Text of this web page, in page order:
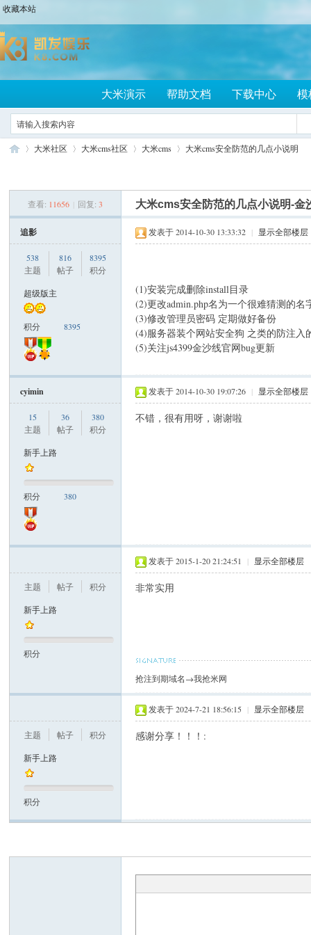
收藏本站
大米演示 帮助文档 下载中心 模
大米社区
›
大米cms社区 大米cms
›
大米cms安全防范的几点小说明
查看: 11656 回复: 3 大米cms安全防范的几点小说明-金
追影
538
主题
816
帖子
8395
积分
超级版主
积分 8395
发表于 2014-10-30 13:33:32 | 显示全部楼层
(1)安装完成删除install目录
(2)更改admin.php名为一个很难猜测的名
(3)修改管理员密码 定期做好备份
(4)服务器装个网站安全狗 之类的防注入
(5)关注js4399金沙线官网bug更新
cyimin
15
主题
36
帖子
380
积分
新手上路
积分 380
发表于 2014-10-30 19:07:26 | 显示全部楼层
不错，很有用呀，谢谢啦
主题 帖子 积分
新手上路
积分
发表于 2015-1-20 21:24:51 | 显示全部楼层
非常实用
抢注到期域名→我抢米网
主题 帖子 积分
新手上路
积分
发表于 2024-7-21 18:56:15 | 显示全部楼层
感谢分享！！！: